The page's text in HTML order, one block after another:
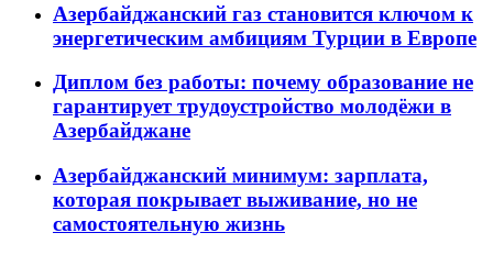
Азербайджанский газ становится ключом к
энергетическим амбициям Турции в Европе
Диплом без работы: почему образование не
гарантирует трудоустройство молодёжи в
Азербайджане
Азербайджанский минимум: зарплата,
которая покрывает выживание, но не
самостоятельную жизнь